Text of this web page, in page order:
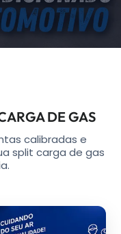
DE GAS
calibradas e
split carga de gas